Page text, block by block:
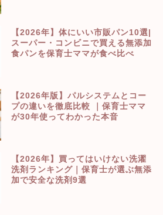
【2026年】体にいい市販パン10選|
スーパー・コンビニで買える無添加
食パンを保育士ママが食べ比べ
【2026年版】パルシステムとコー
プの違いを徹底比較 ｜保育士ママ
が30年使ってわかった本音
【2026年】買ってはいけない洗濯
洗剤ランキング｜保育士が選ぶ無添
加で安全な洗剤9選